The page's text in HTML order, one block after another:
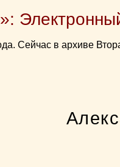
Сейчас в архиве